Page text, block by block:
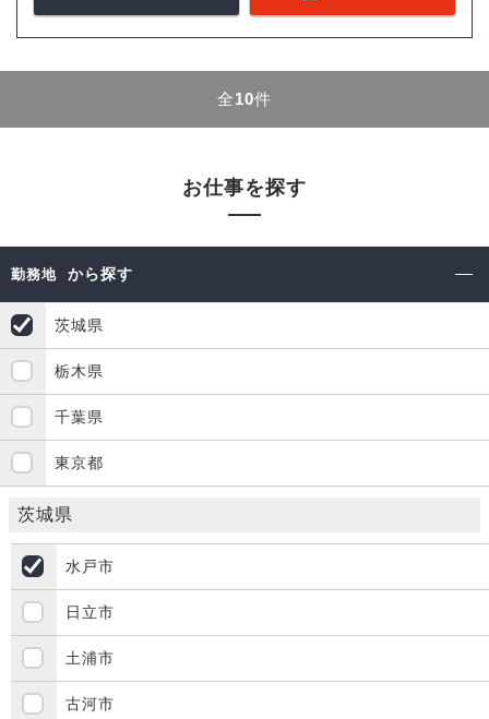
全10件
お仕事を探す
勤務地 から探す
茨城県
栃木県
千葉県
東京都
茨城県
水戸市
日立市
土浦市
古河市